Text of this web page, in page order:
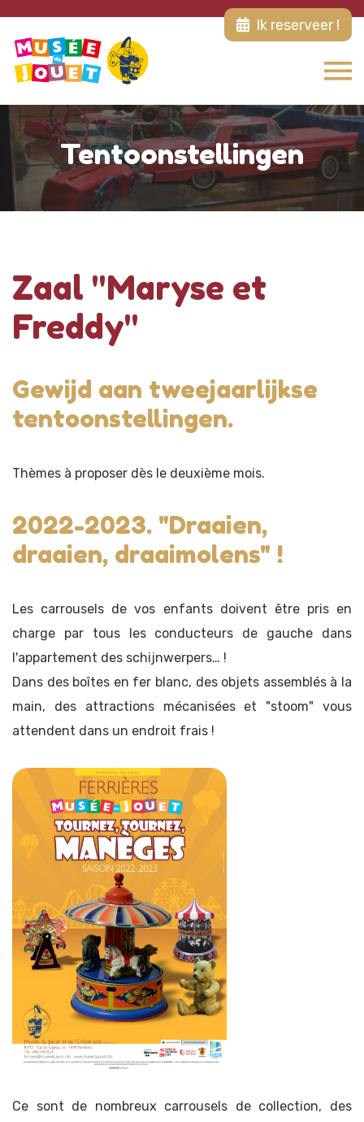
Ik reserveer !
Tentoonstellingen
Zaal "Maryse et
Freddy"
Gewijd aan tweejaarlijkse
tentoonstellingen.
Thèmes à proposer dès le deuxième mois.
2022-2023. "Draaien,
draaien, draaimolens" !
Les carrousels de vos enfants doivent être pris en
charge par tous les conducteurs de gauche dans
l'appartement des schijnwerpers… !
Dans des boîtes en fer blanc, des objets assemblés à la
main, des attractions mécanisées et "stoom" vous
attendent dans un endroit frais !
Ce sont de nombreux carrousels de collection, des